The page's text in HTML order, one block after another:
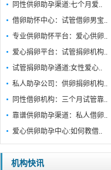
同性供卵助孕渠道:七个月爱..
借卵助怀中心：试管借卵男宝..
专业供卵助怀平台：爱心供卵..
爱心捐卵平台：试管捐卵机构..
试管捐卵助孕通道:女性爱心..
私人助孕公司：供卵捐卵机构..
同性借卵机构：三个月试管靠..
靠谱供卵助孕渠道：私人借卵..
爱心供卵助孕中心:如何教借..
机构快讯